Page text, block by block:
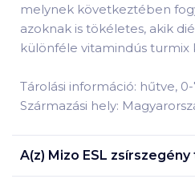
melynek következtében
azoknak is tökéletes, akik
különféle vitamindús turmix
Tárolási információ: hűtve,
Származási hely:
A(z) Mizo ESL zsírszegény